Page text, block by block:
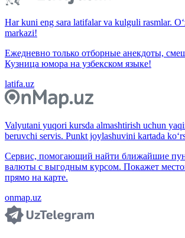
Har kuni eng sara latifalar va kulguli rasmlar.
markazi!
Ежедневно только отборные анекдоты,
Кузница юмора на узбекском языке!
latifa.uz
Valyutani yuqori kursda almashtirish uchun
beruvchi servis. Punkt joylashuvini kartada
Сервис, помогающий найти ближайшие
валюты с выгодным курсом. Покажет
прямо на карте.
onmap.uz